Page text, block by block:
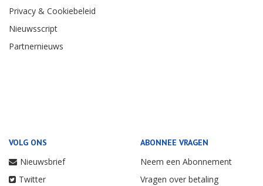
Privacy & Cookiebeleid
Nieuwsscript
Partnernieuws
VOLG ONS
Nieuwsbrief
Twitter
ABONNEE VRAGEN
Neem een Abonnement
Vragen over betaling